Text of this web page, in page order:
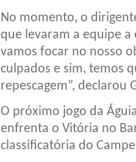
No momento, o
que levaram a equipe a
vamos focar no nosso
culpados e sim, temos
repescagem”, declarou
O próximo jogo da
enfrenta o Vitória no
classificatória do